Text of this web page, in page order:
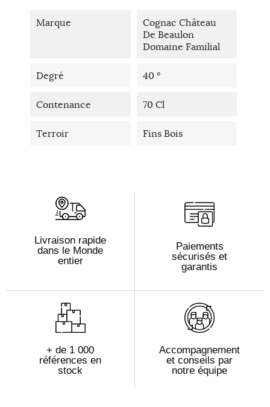
Marque
Cognac Château
De Beaulon
Domaine Familial
Degré 40 °
Contenance 70 Cl
Terroir Fins Bois
Livraison rapide
dans le Monde
entier
Paiements
sécurisés et
garantis
+ de 1 000
références en
stock
Accompagnement
et conseils par
notre équipe